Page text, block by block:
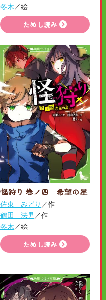
冬木 ／絵
ためし読み
怪狩り 巻ノ四 希望の星
佐東 みどり ／作
鶴田 法男 ／作
冬木 ／絵
ためし読み